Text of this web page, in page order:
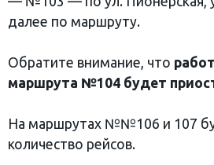
далее по маршруту.
Обратите внимание, что
маршрута №104 будет
На маршрутах №№106 и 107
количество рейсов.